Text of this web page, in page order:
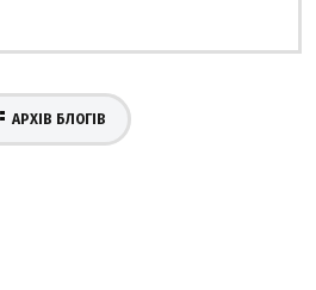
АРХІВ БЛОГІВ